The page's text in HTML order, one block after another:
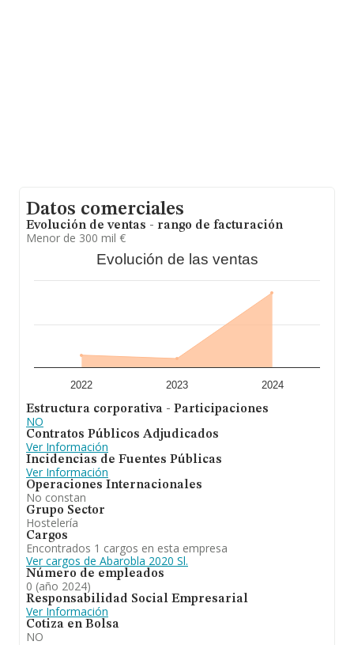
Datos comerciales
Evolución de ventas - rango de facturación
Menor de 300 mil €
Evolución de las ventas
2022 2023 2024
Estructura corporativa - Participaciones
NO
Contratos Públicos Adjudicados
Ver Información
Incidencias de Fuentes Públicas
Ver Información
Operaciones Internacionales
No constan
Grupo Sector
Hostelería
Cargos
Encontrados 1 cargos en esta empresa
Ver cargos de Abarobla 2020 Sl.
Número de empleados
0 (año 2024)
Responsabilidad Social Empresarial
Ver Información
Cotiza en Bolsa
NO